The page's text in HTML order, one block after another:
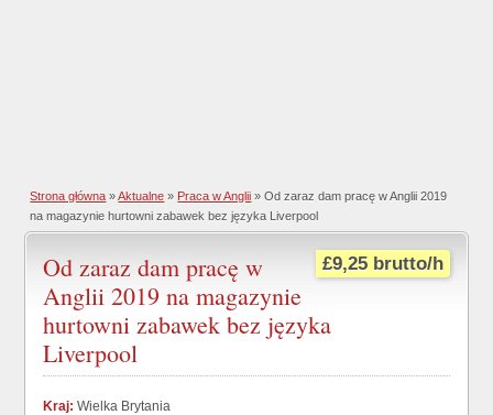
Strona główna »Aktualne » Praca w Anglii » Od zaraz dam pracę w Anglii 2019
na magazynie hurtowni zabawek bez języka Liverpool
£9,25 brutto/h
Od zaraz dam pracę w
Anglii 2019 na magazynie
hurtowni zabawek bez języka
Liverpool
Kraj: Wielka Brytania